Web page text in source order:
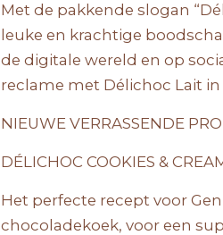
Met de pakkende slogan
leuke en krachtige
de digitale wereld en op
reclame met Délichoc Lait
NIEUWE VERRASSENDE
DÉLICHOC COOKIES &
Het perfecte recept voor
chocoladekoek, voor een